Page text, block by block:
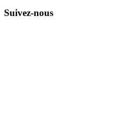
Suivez-nous